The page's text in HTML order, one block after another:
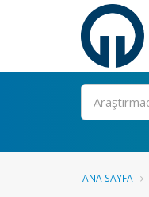
Ara
ANA SAYFA